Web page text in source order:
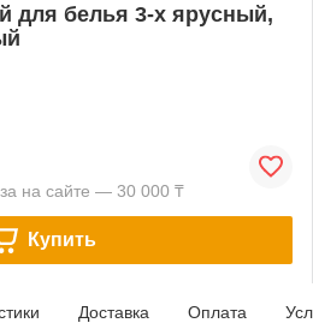
для белья 3-х ярусный,
на сайте — 30 000 ₸
Купить
Доставка Оплата